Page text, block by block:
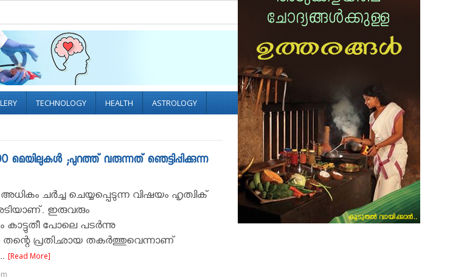
Socialize with us
TECHNOLOGY HEALTH ASTROLOGY
;പുറത്ത് വരുന്നത് ഞെട്ടിപ്പിക്കുന്ന
ചർച്ച ചെയ്യപ്പെടുന്ന വിഷയം ഹൃത്വിക്‌
ഇരുവരും
കാട്ടുതീ പോലെ പടര്‍ന്നു
തന്റെ പ്രതിഛായ തകര്‍ത്തുവെന്നാണ്
[Read More]